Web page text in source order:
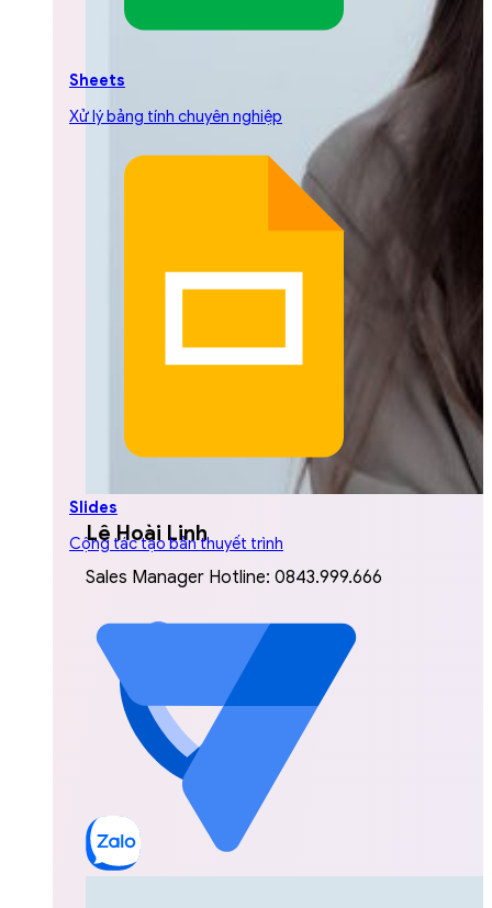
Lê Hoài Linh
Sales Manager Hotline: 0843.999.666
Sheets
Xử lý bảng tính chuyên nghiệp
Slides
Cộng tác tạo bản thuyết trình